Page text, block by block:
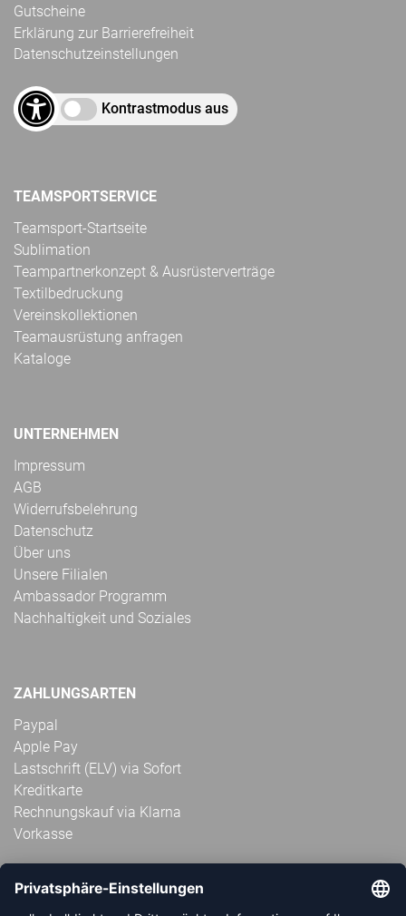
Gutscheine
Erklärung zur Barrierefreiheit
Datenschutzeinstellungen
Kontrastmodus aus
TEAMSPORTSERVICE
Teamsport-Startseite
Sublimation
Teampartnerkonzept & Ausrüsterverträge
Textilbedruckung
Vereinskollektionen
Teamausrüstung anfragen
Kataloge
UNTERNEHMEN
Impressum
AGB
Widerrufsbelehrung
Datenschutz
Über uns
Unsere Filialen
Ambassador Programm
Nachhaltigkeit und Soziales
ZAHLUNGSARTEN
Paypal
Apple Pay
Lastschrift (ELV) via Sofort
Kreditkarte
Rechnungskauf via Klarna
Vorkasse
ABONNIERE JETZT DEN KOSTENLOSEN